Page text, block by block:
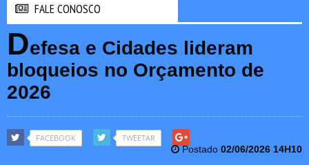
FALE CONOSCO
Defesa e Cidades lideram
bloqueios no Orçamento de
2026
FACEBOOK TWEETAR
Postado 02/06/2026 14H10